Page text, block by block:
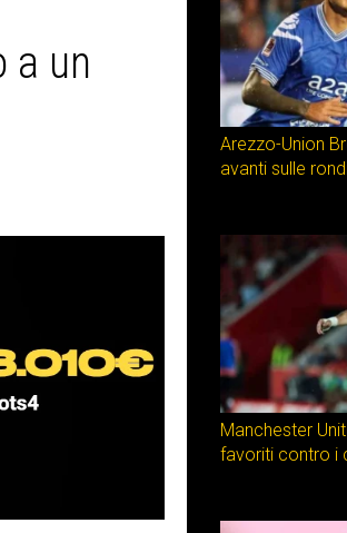
a un
Arezzo-Union
avanti sulle
Manchester
favoriti contro i